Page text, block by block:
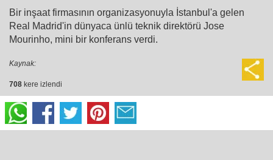
Bir inşaat firmasının organizasyonuyla İstanbul'a gelen
Real Madrid'in dünyaca ünlü teknik direktörü Jose
Mourinho, mini bir konferans verdi.
Kaynak:
708 kere izlendi